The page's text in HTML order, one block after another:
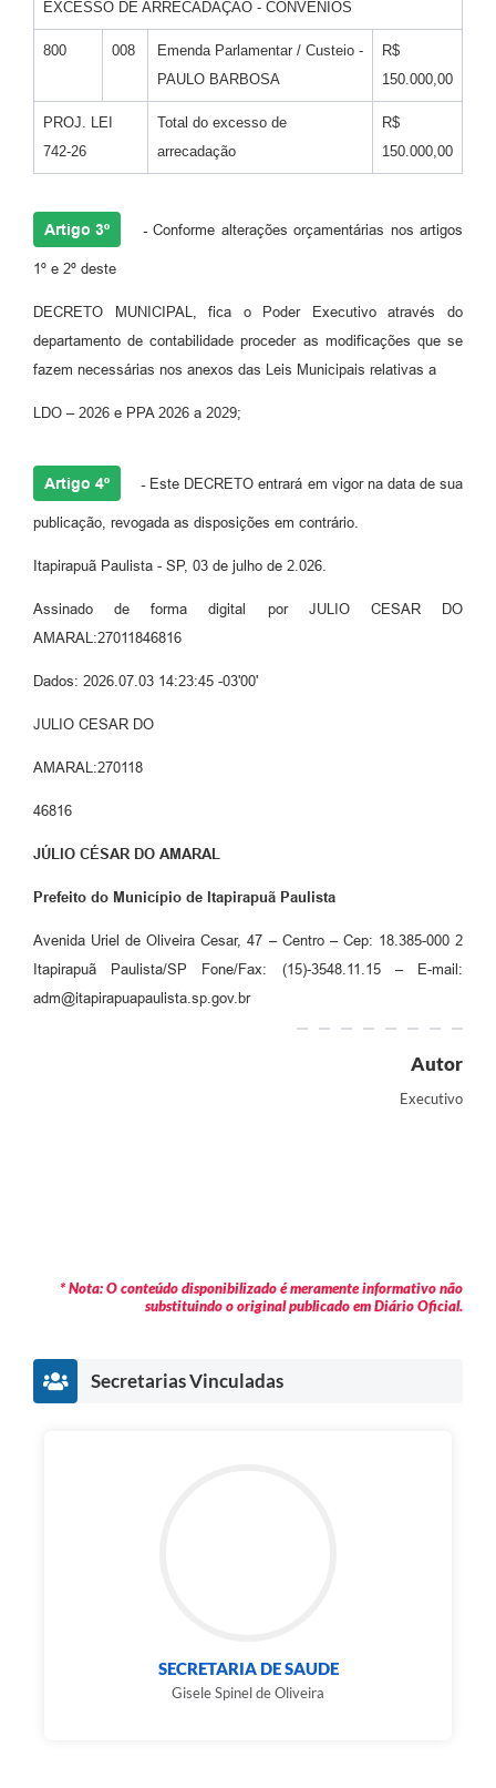
EXCESSO DE ARRECADAÇÃO - CONVÊNIOS
800 008
Emenda Parlamentar / Custeio -
PAULO BARBOSA
R$
150.000,00
PROJ. LEI
742-26
Total do excesso de
arrecadação
R$
150.000,00
Artigo 3º - Conforme alterações orçamentárias nos artigos
1º e 2º deste
DECRETO MUNICIPAL, fica o Poder Executivo através do
departamento de contabilidade proceder as modificações que se
fazem necessárias nos anexos das Leis Municipais relativas a
LDO – 2026 e PPA 2026 a 2029;
Artigo 4º - Este DECRETO entrará em vigor na data de sua
publicação, revogada as disposições em contrário.
Itapirapuã Paulista - SP, 03 de julho de 2.026.
Assinado de forma digital por JULIO CESAR DO
AMARAL:27011846816
Dados: 2026.07.03 14:23:45 -03'00'
JULIO CESAR DO
AMARAL:270118
46816
JÚLIO CÉSAR DO AMARAL
Prefeito do Município de Itapirapuã Paulista
Avenida Uriel de Oliveira Cesar, 47 – Centro – Cep: 18.385-000 2
Itapirapuã Paulista/SP Fone/Fax: (15)-3548.11.15 – E-mail:
adm@itapirapuapaulista.sp.gov.br
Autor
Executivo
* Nota: O conteúdo disponibilizado é meramente informativo não
substituindo o original publicado em Diário Oficial.
Secretarias Vinculadas
SECRETARIA DE SAUDE
Gisele Spinel de Oliveira